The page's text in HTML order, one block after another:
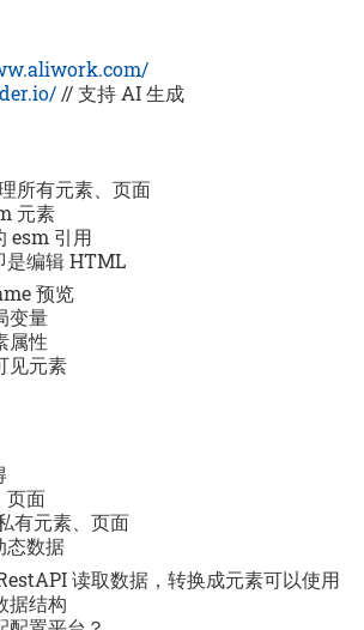
// 支持 AI 生成
所有元素、页面
元素
esm 引用
是编辑 HTML
预览
变量
属性
见元素
页面
有元素、页面
态数据
读取数据，转换成元素可以使用
据结构